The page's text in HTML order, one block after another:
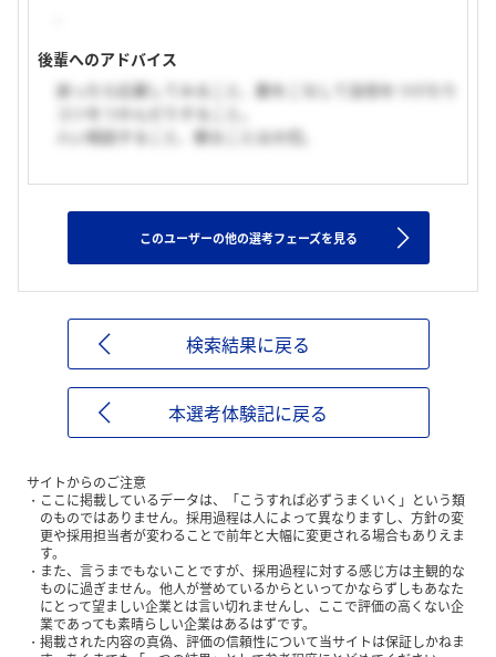
後輩へのアドバイス
迷ったら応募してみること、数をこなして自信をつけたり
コツをつかんだりすること。
人い相談すること、頼ることは大切。
このユーザーの他の選考フェーズを見る
検索結果に戻る
本選考体験記に戻る
サイトからのご注意
ここに掲載しているデータは、「こうすれば必ずうまくいく」という類
のものではありません。採用過程は人によって異なりますし、方針の変
更や採用担当者が変わることで前年と大幅に変更される場合もありえま
す。
また、言うまでもないことですが、採用過程に対する感じ方は主観的な
ものに過ぎません。他人が誉めているからといってかならずしもあなた
にとって望ましい企業とは言い切れませんし、ここで評価の高くない企
業であっても素晴らしい企業はあるはずです。
掲載された内容の真偽、評価の信頼性について当サイトは保証しかねま